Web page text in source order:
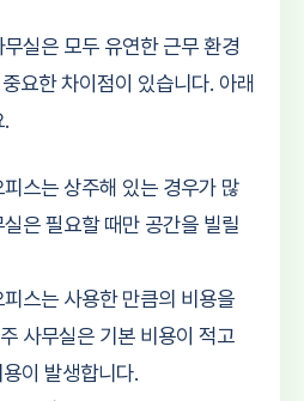
실은 모두 유연한 근무 환경
요한 차이점이 있습니다. 아래
피스는 상주해 있는 경우가 많
은 필요할 때만 공간을 빌릴
피스는 사용한 만큼의 비용을
사무실은 기본 비용이 적고
이 발생합니다.